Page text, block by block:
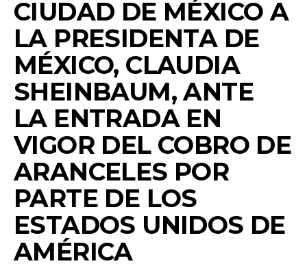
CIUDAD DE MÉXICO A
LA PRESIDENTA DE
MÉXICO, CLAUDIA
SHEINBAUM, ANTE
LA ENTRADA EN
VIGOR DEL COBRO DE
ARANCELES POR
PARTE DE LOS
ESTADOS UNIDOS DE
AMÉRICA